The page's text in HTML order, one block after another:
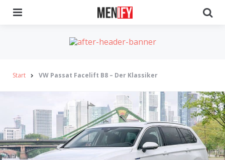
Start VW Passat Facelift B8 – Der Klassiker